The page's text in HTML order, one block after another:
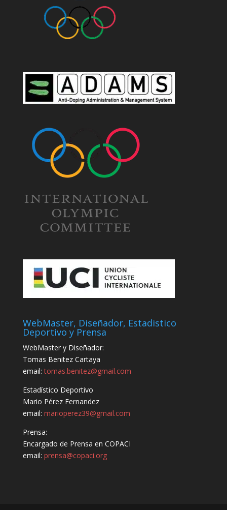
WebMaster, Diseñador, Estadistico
Deportivo y Prensa
WebMaster y Diseñador:
Tomas Benitez Cartaya
email:tomas.benitez@gmail.com
Estadístico Deportivo
Mario Pérez Fernandez
email: marioperez39@gmail.com
Prensa:
Encargado de Prensa en COPACI
email: prensa@copaci.org